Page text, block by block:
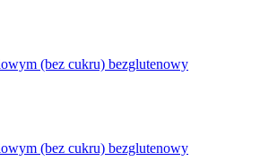
(bez cukru) bezglutenowy
(bez cukru) bezglutenowy